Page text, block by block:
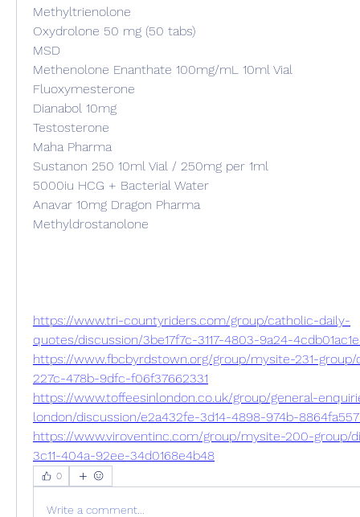
Methyltrienolone
Oxydrolone 50 mg (50 tabs)
MSD
Methenolone Enanthate 100mg/mL 10ml Vial
Fluoxymesterone
Dianabol 10mg
Testosterone
Maha Pharma
Sustanon 250 10ml Vial / 250mg per 1ml
5000iu HCG + Bacterial Water
Anavar 10mg Dragon Pharma
Methyldrostanolone
https://www.tri-countyriders.com/group/catholic-daily-
quotes/discussion/3be17f7c-3117-4803-9a24-
https://www.fbcbyrdstown.org/group/mysite-231-group/
227c-478b-9dfc-f06f37662331
https://www.toffeesinlondon.co.uk/group/general-
london/discussion/e2a432fe-3d14-4898-974b-
https://www.viroventinc.com/group/mysite-200-group/
3c11-404a-92ee-34d0168e4b48
0
Write a comment...